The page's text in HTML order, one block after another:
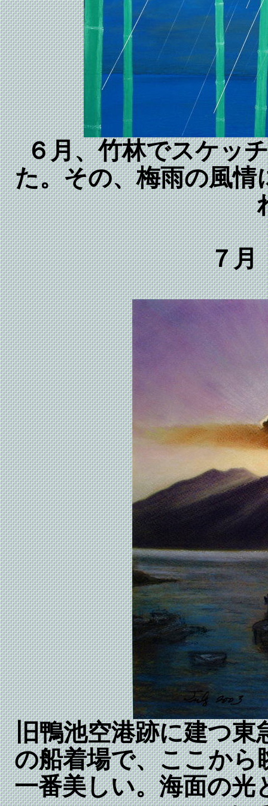
６月、竹林でスケッ
た。その、梅雨の風情
７
旧鴨池空港跡に建つ東
の船着場で、ここから
一番美しい。海面の光